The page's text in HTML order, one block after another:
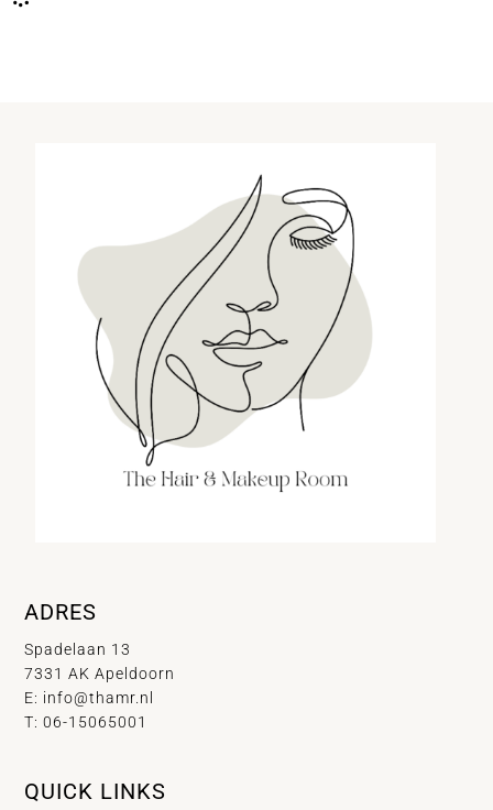
ADRES
Spadelaan 13
7331 AK Apeldoorn
E: info@thamr.nl
T: 06-15065001
QUICK LINKS